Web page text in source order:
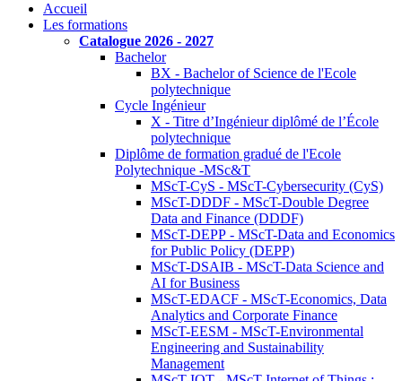
Accueil
Les formations
Catalogue 2026 - 2027
Bachelor
BX - Bachelor of Science de l'Ecole
polytechnique
Cycle Ingénieur
X - Titre d’Ingénieur diplômé de l’École
polytechnique
Diplôme de formation gradué de l'Ecole
Polytechnique -MSc&T
MScT-CyS - MScT-Cybersecurity (CyS)
MScT-DDDF - MScT-Double Degree
Data and Finance (DDDF)
MScT-DEPP - MScT-Data and Economics
for Public Policy (DEPP)
MScT-DSAIB - MScT-Data Science and
AI for Business
MScT-EDACF - MScT-Economics, Data
Analytics and Corporate Finance
MScT-EESM - MScT-Environmental
Engineering and Sustainability
Management